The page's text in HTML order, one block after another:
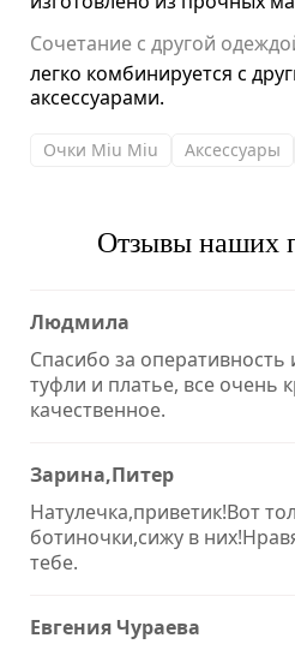
Сочетание с другой
легко комбинируется с
аксессуарами.
Очки Miu Miu Аксессуары
Отзывы наших
Людмила
Спасибо за оперативность
туфли и платье, все очень
качественное.
Зарина,Питер
Натулечка,приветик!Вот
ботиночки,сижу в
тебе.
Евгения Чураева